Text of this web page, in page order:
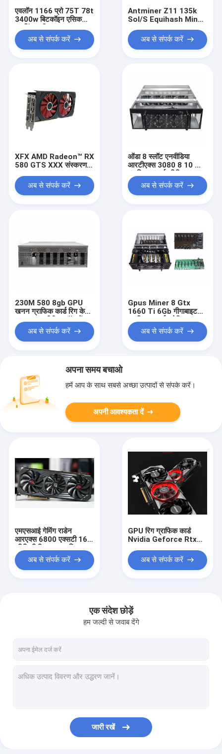
एवलॉन 1166 प्रो 75T 78t
3400w बिटकॉइन एसिक
माइनिंग मशीन
अब से संपर्क करें
Antminer Z11 135k
Sol/S Equihash Miner
and Power Supply
1418W Zec Miner
अब से संपर्क करें
XFX AMD Radeon™ RX
580 GTS XXX संस्करण
एथेरियम माइनिंग वीडियो कार्ड
अब से संपर्क करें
ओंडा 8 स्लॉट एनवीडिया
आरटीएक्स 3080 8 10 जीबी
बिटकॉइन माइनर एसिक रिग
स्टॉक में
अब से संपर्क करें
230M 580 8gb GPU
खनन ग्राफिक कार्ड रिग केस
एथ माइनर सीपीयू स्टॉक में
Asicअब से संपर्क करें
Gpus Miner 8 Gtx
1660 Ti 6Gb गीगाबाइट
ग्राफ़िक्स कार्ड एथेरियम
माइनर Asic Rig
अब से संपर्क करें
अपना समय बचाओ
हमें आप के साथ सबसे अच्छा उत्पादों से संपर्क करें।
अपनी आवश्यकता दें
एमएसआई गेमिंग राडेन
आरएक्स 6800 एक्सटी 16
कार्ड माइनर
अब से संपर्क करें
GPU रिग ग्राफिक कार्ड
Nvidia Geforce Rtx
नॉन Lhr माइनर
अब से संपर्क करें
एक संदेश छोड़ें
हम जल्दी से जवाब देंगे
जारी रखें